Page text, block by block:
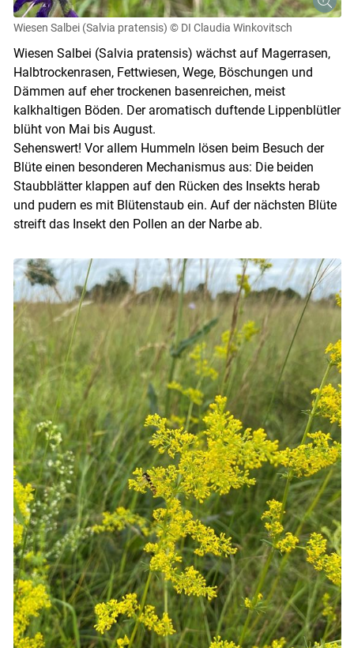
Wiesen Salbei (Salvia pratensis) © DI Claudia Winkovitsch
Wiesen Salbei (Salvia pratensis) wächst auf Magerrasen,
Halbtrockenrasen, Fettwiesen, Wege, Böschungen und
Dämmen auf eher trockenen basenreichen, meist
kalkhaltigen Böden. Der aromatisch duftende Lippenblütler
blüht von Mai bis August.
Sehenswert! Vor allem Hummeln lösen beim Besuch der
Blüte einen besonderen Mechanismus aus: Die beiden
Staubblätter klappen auf den Rücken des Insekts herab
und pudern es mit Blütenstaub ein. Auf der nächsten Blüte
streift das Insekt den Pollen an der Narbe ab.